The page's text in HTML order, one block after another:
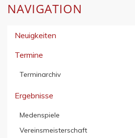
NAVIGATION
Neuigkeiten
Termine
Terminarchiv
Ergebnisse
Medenspiele
Vereinsmeisterschaft